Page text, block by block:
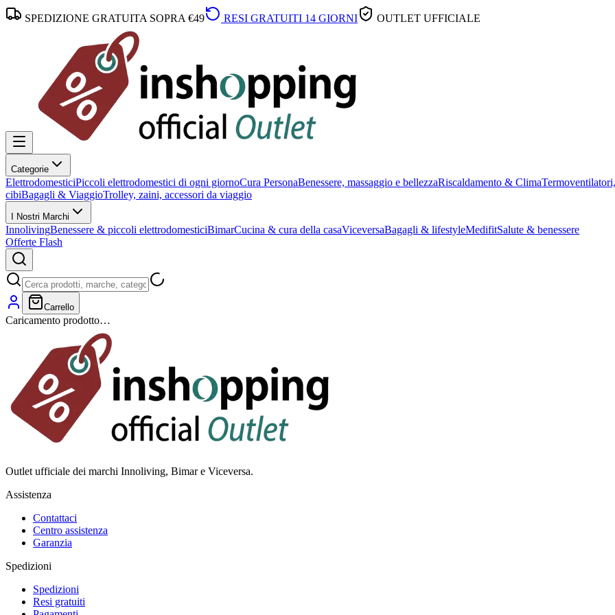
SPEDIZIONE GRATUITA SOPRA €49 RESI GRATUITI 14 GIORNI OUTLET UFFICIALE
Categorie
ElettrodomesticiPiccoli elettrodomestici di ogni giornoCura PersonaBenessere, massaggio e bellezzaRiscaldamento & Clima
cibiBagagli & ViaggioTrolley, zaini, accessori da viaggio
I Nostri Marchi
InnolivingBenessere & piccoli elettrodomesticiBimarCucina & cura della casaViceversaBagagli & lifestyleMedifitSalute & benessere
Offerte Flash
Carrello
Caricamento prodotto…
Outlet ufficiale dei marchi Innoliving, Bimar e Viceversa.
Assistenza
Contattaci
Centro assistenza
Garanzia
Spedizioni
Spedizioni
Resi gratuiti